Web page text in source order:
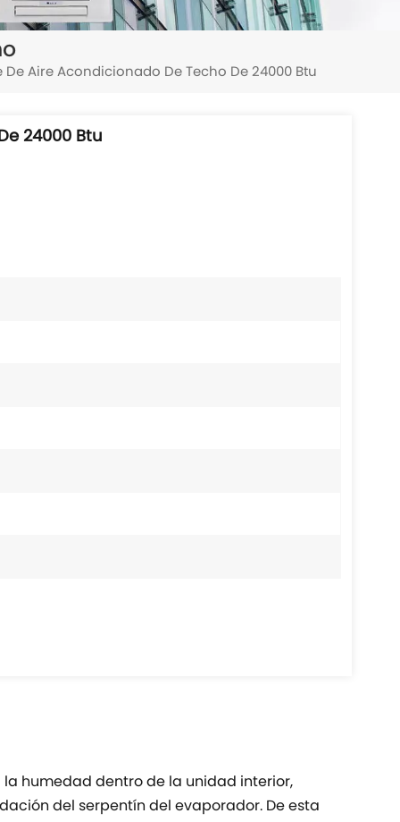
Aire Acondicionado De Techo De 24000 Btu
24000 Btu
humedad dentro de la unidad interior,
del serpentín del evaporador. De esta